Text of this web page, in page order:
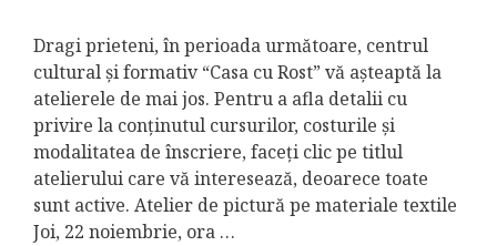
Dragi prieteni, în perioada următoare, centrul
cultural și formativ “Casa cu Rost” vă așteaptă la
atelierele de mai jos. Pentru a afla detalii cu
privire la conținutul cursurilor, costurile și
modalitatea de înscriere, faceți clic pe titlul
atelierului care vă interesează, deoarece toate
sunt active. Atelier de pictură pe materiale textile
Joi, 22 noiembrie, ora …